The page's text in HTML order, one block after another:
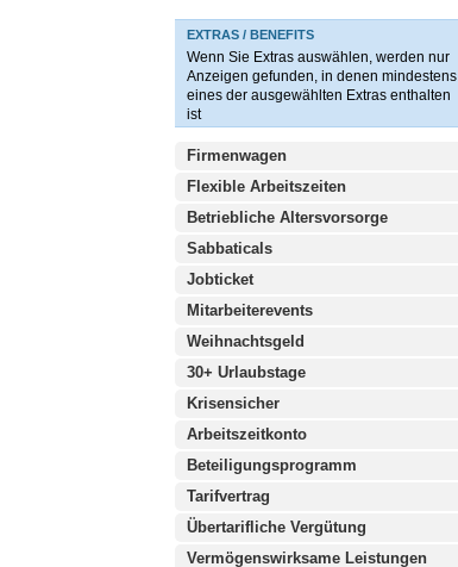
EXTRAS / BENEFITS
Wenn Sie Extras auswählen, werden nur
Anzeigen gefunden, in denen mindestens
eines der ausgewählten Extras enthalten
ist
Firmenwagen
Flexible Arbeitszeiten
Betriebliche Altersvorsorge
Sabbaticals
Jobticket
Mitarbeiterevents
Weihnachtsgeld
30+ Urlaubstage
Krisensicher
Arbeitszeitkonto
Beteiligungsprogramm
Tarifvertrag
Übertarifliche Vergütung
Vermögenswirksame Leistungen